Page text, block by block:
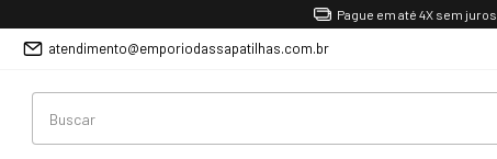
Pague em até 4X sem juros
atendimento@emporiodassapatilhas.com.br